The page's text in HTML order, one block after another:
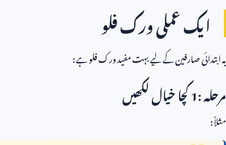
ایک عملی ورک فلو
یہ ابتدائی صارفین کے لیے بہت مفید ورک فلو ہے:
مرحلہ1:کچا خیال لکھیں
مثلاً: